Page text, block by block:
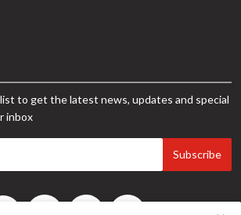
to get the latest news, updates and special
inbox
Subscribe